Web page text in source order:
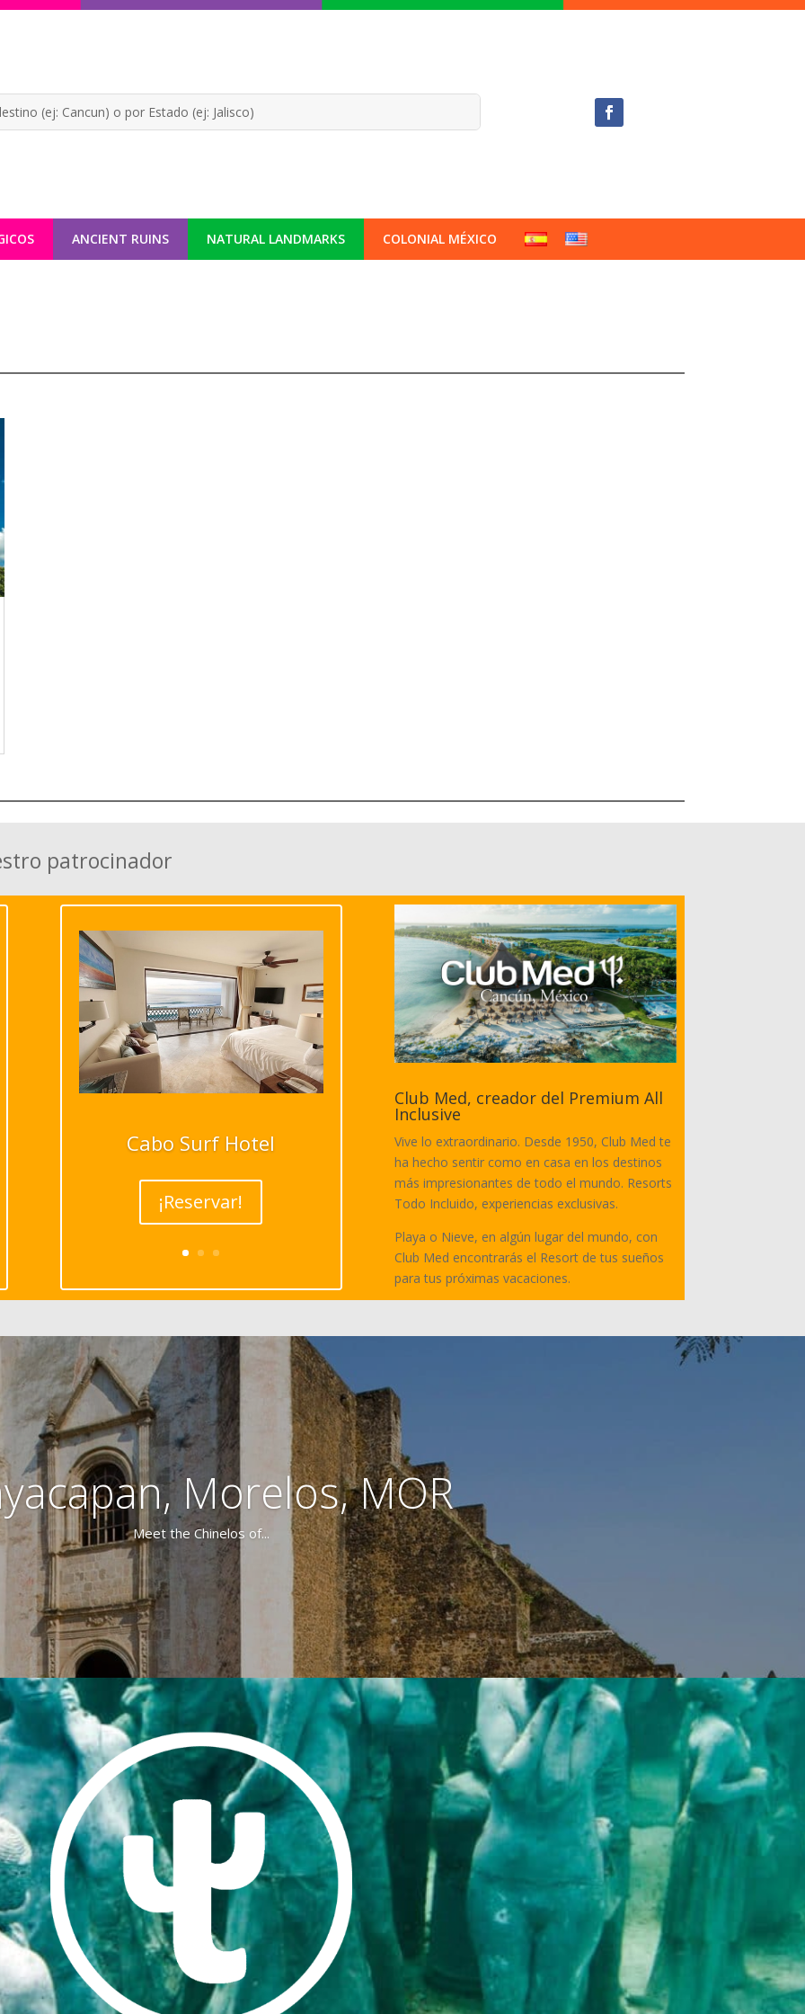
ANCIENT RUINS NATURAL LANDMARKS COLONIAL MÉXICO
patrocinador
Cabo Surf Hotel
¡Reservar!
Club Med, creador del Premium All
Inclusive
Vive lo extraordinario. Desde 1950, Club Med te
ha hecho sentir como en casa en los destinos
más impresionantes de todo el mundo. Resorts
Todo Incluido, experiencias exclusivas.
Playa o Nieve, en algún lugar del mundo, con
Club Med encontrarás el Resort de tus sueños
para tus próximas vacaciones.
Morelos, MOR
Meet the Chinelos of...